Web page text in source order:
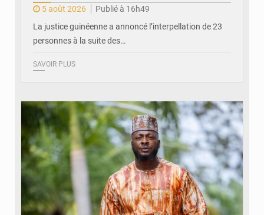
5 août 2026
Publié à 16h49
La justice guinéenne a annoncé l’interpellation de 23
personnes à la suite des…
SAVOIR PLUS